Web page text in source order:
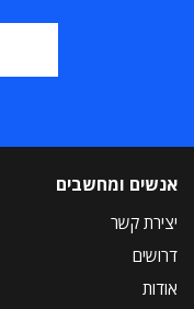
אנשים ומחשבים
יצירת קשר
דרושים
אודות